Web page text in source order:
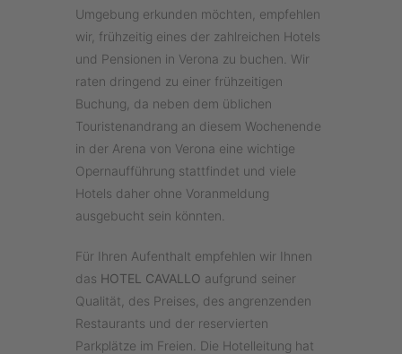
Umgebung erkunden möchten, empfehlen
wir, frühzeitig eines der zahlreichen Hotels
und Pensionen in Verona zu buchen. Wir
raten dringend zu einer frühzeitigen
Buchung, da neben dem üblichen
Touristenandrang an diesem Wochenende
in der Arena von Verona eine wichtige
Opernaufführung stattfindet und viele
Hotels daher ohne Voranmeldung
ausgebucht sein könnten.
Für Ihren Aufenthalt empfehlen wir Ihnen
das HOTEL CAVALLO aufgrund seiner
Qualität, des Preises, des angrenzenden
Restaurants und der reservierten
Parkplätze im Freien. Die Hotelleitung hat